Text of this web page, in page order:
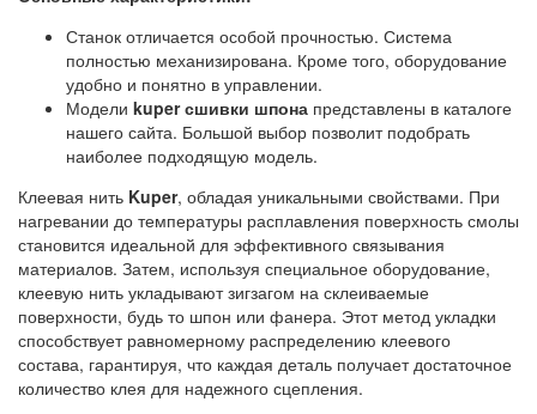
Станок отличается особой прочностью. Система
полностью механизирована. Кроме того, оборудование
удобно и понятно в управлении.
Модели kuper сшивки шпона представлены в каталоге
нашего сайта. Большой выбор позволит подобрать
наиболее подходящую модель.
Клеевая нить Kuper, обладая уникальными свойствами. При
нагревании до температуры расплавления поверхность смолы
становится идеальной для эффективного связывания
материалов. Затем, используя специальное оборудование,
клеевую нить укладывают зигзагом на склеиваемые
поверхности, будь то шпон или фанера. Этот метод укладки
способствует равномерному распределению клеевого
состава, гарантируя, что каждая деталь получает достаточное
количество клея для надежного сцепления.